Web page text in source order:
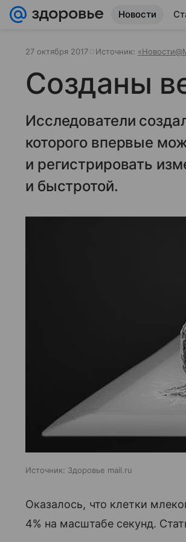
Новости
27 октября 2017 Источник:
Созданы
Исследователи
которого впервые
и регистрировать
и быстротой.
Источник: Здоровье mail.ru
Оказалось, что клетки
4% на масштабе секунд.